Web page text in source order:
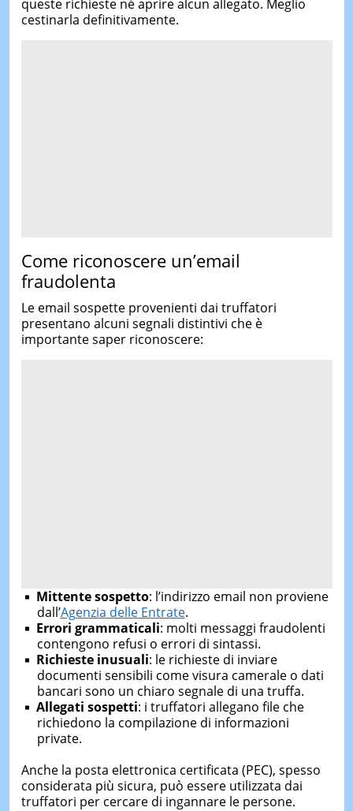
queste richieste né aprire alcun allegato. Meglio
cestinarla definitivamente.
Come riconoscere un’email
fraudolenta
Le email sospette provenienti dai truffatori
presentano alcuni segnali distintivi che è
importante saper riconoscere:
Mittente sospetto: l’indirizzo email non proviene
dall’Agenzia delle Entrate.
Errori grammaticali: molti messaggi fraudolenti
contengono refusi o errori di sintassi.
Richieste inusuali: le richieste di inviare
documenti sensibili come visura camerale o dati
bancari sono un chiaro segnale di una truffa.
Allegati sospetti: i truffatori allegano file che
richiedono la compilazione di informazioni
private.
Anche la posta elettronica certificata (PEC), spesso
considerata più sicura, può essere utilizzata dai
truffatori per cercare di ingannare le persone.